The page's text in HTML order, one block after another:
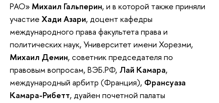
РАО» Михаил Гальперин, и в которой также приняли
участие Хади Азари, доцент кафедры
международного права факультета права и
политических наук, Университет имени Хорезми,
Михаил Демин, советник председателя по
правовым вопросам, ВЭБ.РФ, Лай Камара,
международный арбитр (Франция), Франсуаза
Камара-Рибетт, дуайен почетной палаты